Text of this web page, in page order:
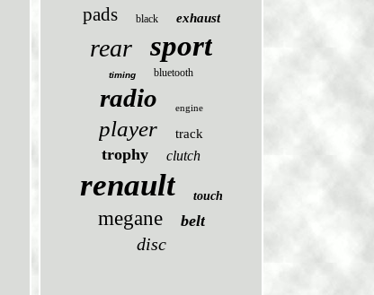
pads black exhaust
rear sport
timing bluetooth
radio engine
player track
trophy clutch
renault touch
megane belt
disc